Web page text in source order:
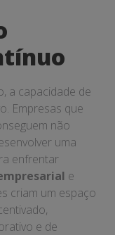
a capacidade de
Empresas que
não
uma
enfrentar
e
criam um espaço
e de